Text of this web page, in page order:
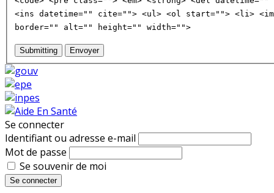
<ins datetime="" cite=""> <ul> <ol start=""> <li>
border="" alt="" height="" width="">
Submitting Envoyer
Se connecter
Identifiant ou adresse e-mail
Mot de passe
Se souvenir de moi
Se connecter